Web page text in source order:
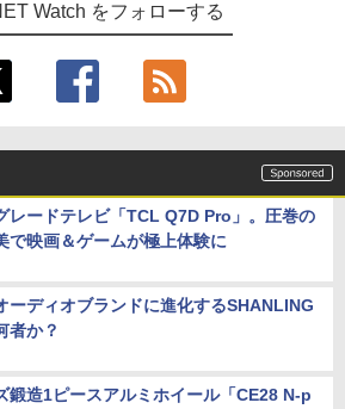
Watch をフォローする
レードテレビ「TCL Q7D Pro」。圧巻の
で映画＆ゲームが極上体験に
ーディオブランドに進化するSHANLING
者か？
鍛造1ピースアルミホイール「CE28 N-p